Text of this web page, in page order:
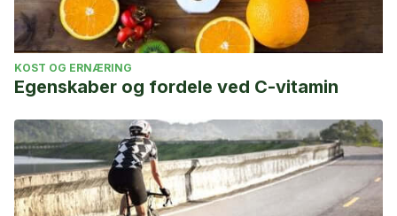
KOST OG ERNÆRING
Egenskaber og fordele ved C-vitamin